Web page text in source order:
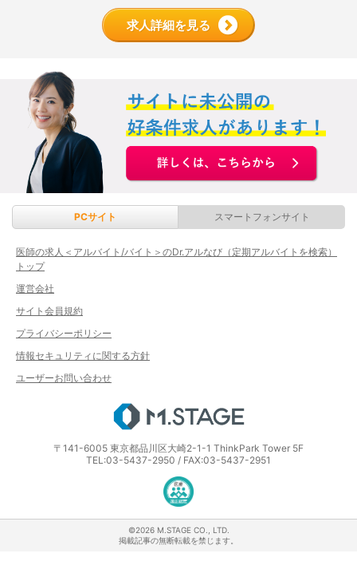
求人詳細を見る
PCサイト スマートフォンサイト
医師の求人＜アルバイト/バイト＞のDr.アルなび（定期アルバイトを検索）
トップ
運営会社
サイト会員規約
プライバシーポリシー
情報セキュリティに関する方針
ユーザーお問い合わせ
〒141-6005 東京都品川区大崎2-1-1 ThinkPark Tower 5F
TEL:03-5437-2950 / FAX:03-5437-2951
©2026 M.STAGE CO., LTD.
掲載記事の無断転載を禁じます。